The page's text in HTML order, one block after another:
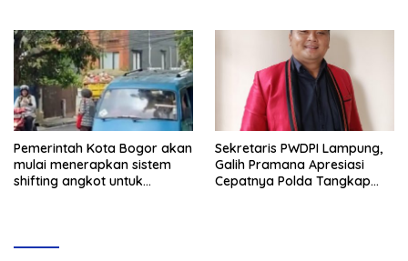
Pemerintah Kota Bogor akan
mulai menerapkan sistem
shifting angkot untuk
Sekretaris PWDPI Lampung,
Galih Pramana Apresiasi
Cepatnya Polda Tangkap